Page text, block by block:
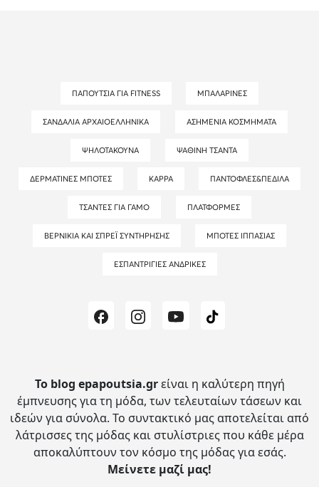
ΠΑΠΟΎΤΣΙΑ ΓΙΑ FITNESS ΜΠΑΛΑΡΊΝΕΣ
ΣΑΝΔΆΛΙΑ ΑΡΧΑΙΟΕΛΛΗΝΙΚΆ ΑΣΗΜΈΝΙΑ ΚΟΣΜΉΜΑΤΑ
ΨΗΛΟΤΆΚΟΥΝΑ ΨΆΘΙΝΗ ΤΣΆΝΤΑ
ΔΕΡΜΆΤΙΝΕΣ ΜΠΌΤΕΣ KAPPA ΠΑΝΤΌΦΛΕΣ&ΠΈΔΙΛΑ
ΤΣΆΝΤΕΣ ΓΙΑ ΓΆΜΟ ΠΛΑΤΦΌΡΜΕΣ
ΒΕΡΝΊΚΙΑ ΚΑΙ ΣΠΡΈΙ ΣΥΝΤΉΡΗΣΗΣ ΜΠΌΤΕΣ ΙΠΠΑΣΊΑΣ
ΕΣΠΑΝΤΡΊΓΙΕΣ ΑΝΔΡΙΚΈΣ
Το blog epapoutsia.grείναι η καλύτερη πηγή
έμπνευσης για τη μόδα, των τελευταίων τάσεων και
ιδεών για σύνολα. Το συντακτικό μας αποτελείται από
λάτρισσες της μόδας και στυλίστριες που κάθε μέρα
αποκαλύπτουν τον κόσμο της μόδας για εσάς.
Μείνετε μαζί μας!